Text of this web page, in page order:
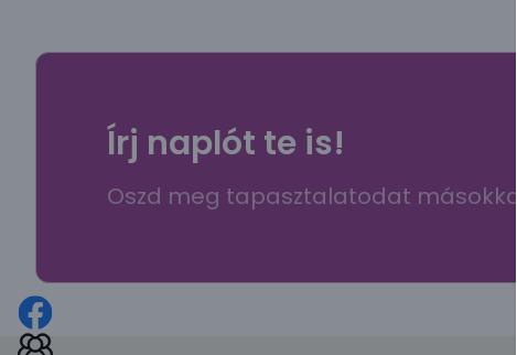
Írj naplót te is!
Oszd meg tapasztalatodat másokkal